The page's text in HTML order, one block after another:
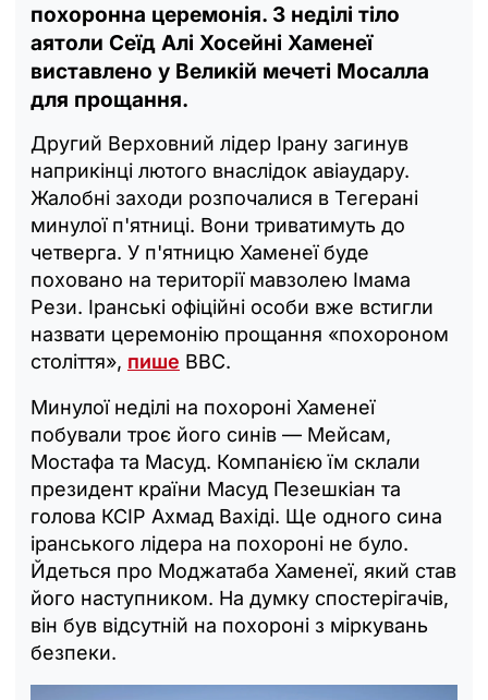
похоронна церемонія. З неділі тіло
аятоли Сеїд Алі Хосейні Хаменеї
виставлено у Великій мечеті Мосалла
для прощання.
Другий Верховний лідер Ірану загинув
наприкінці лютого внаслідок авіаудару.
Жалобні заходи розпочалися в Тегерані
минулої п'ятниці. Вони триватимуть до
четверга. У п'ятницю Хаменеї буде
поховано на території мавзолею Імама
Рези. Іранські офіційні особи вже встигли
назвати церемонію прощання «похороном
століття», пише ВВС.
Минулої неділі на похороні Хаменеї
побували троє його синів — Мейсам,
Мостафа та Масуд. Компанією їм склали
президент країни Масуд Пезешкіан та
голова КСІР Ахмад Вахіді. Ще одного сина
іранського лідера на похороні не було.
Йдеться про Моджатаба Хаменеї, який став
його наступником. На думку спостерігачів,
він був відсутній на похороні з міркувань
безпеки.